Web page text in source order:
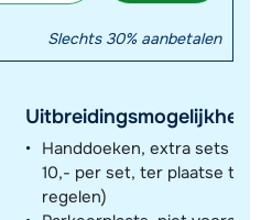
Slechts 30% aanbetalen
Handdoeken, extra sets (€
10,- per set, ter plaatse te
regelen)